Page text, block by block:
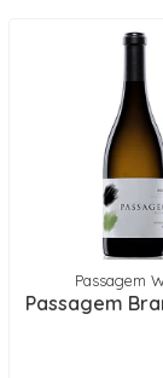
Passagem
Passagem